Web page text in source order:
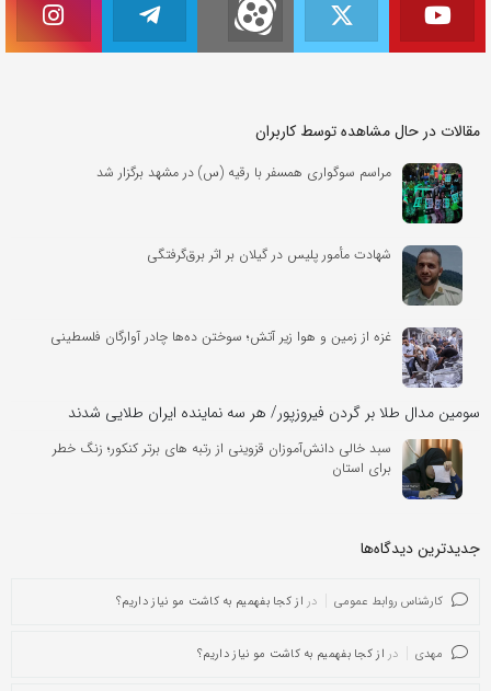
مقالات در حال مشاهده توسط کاربران
مراسم سوگواری همسفر با رقیه (س) در مشهد برگزار شد
شهادت مأمور پلیس در گیلان بر اثر برق‌گرفتگی
غزه از زمین و هوا زیر آتش؛ سوختن ده‌ها چادر آوارگان فلسطینی
سومین مدال طلا بر گردن فیروزپور/ هر سه نماینده ایران طلایی شدند
سبد خالی دانش‌آموزان قزوینی از رتبه های برتر کنکور؛ زنگ خطر
برای استان
جدیدترین دیدگاه‌‌ها
کارشناس روابط عمومی در از کجا بفهمیم به کاشت مو نیاز داریم؟
مهدی در از کجا بفهمیم به کاشت مو نیاز داریم؟